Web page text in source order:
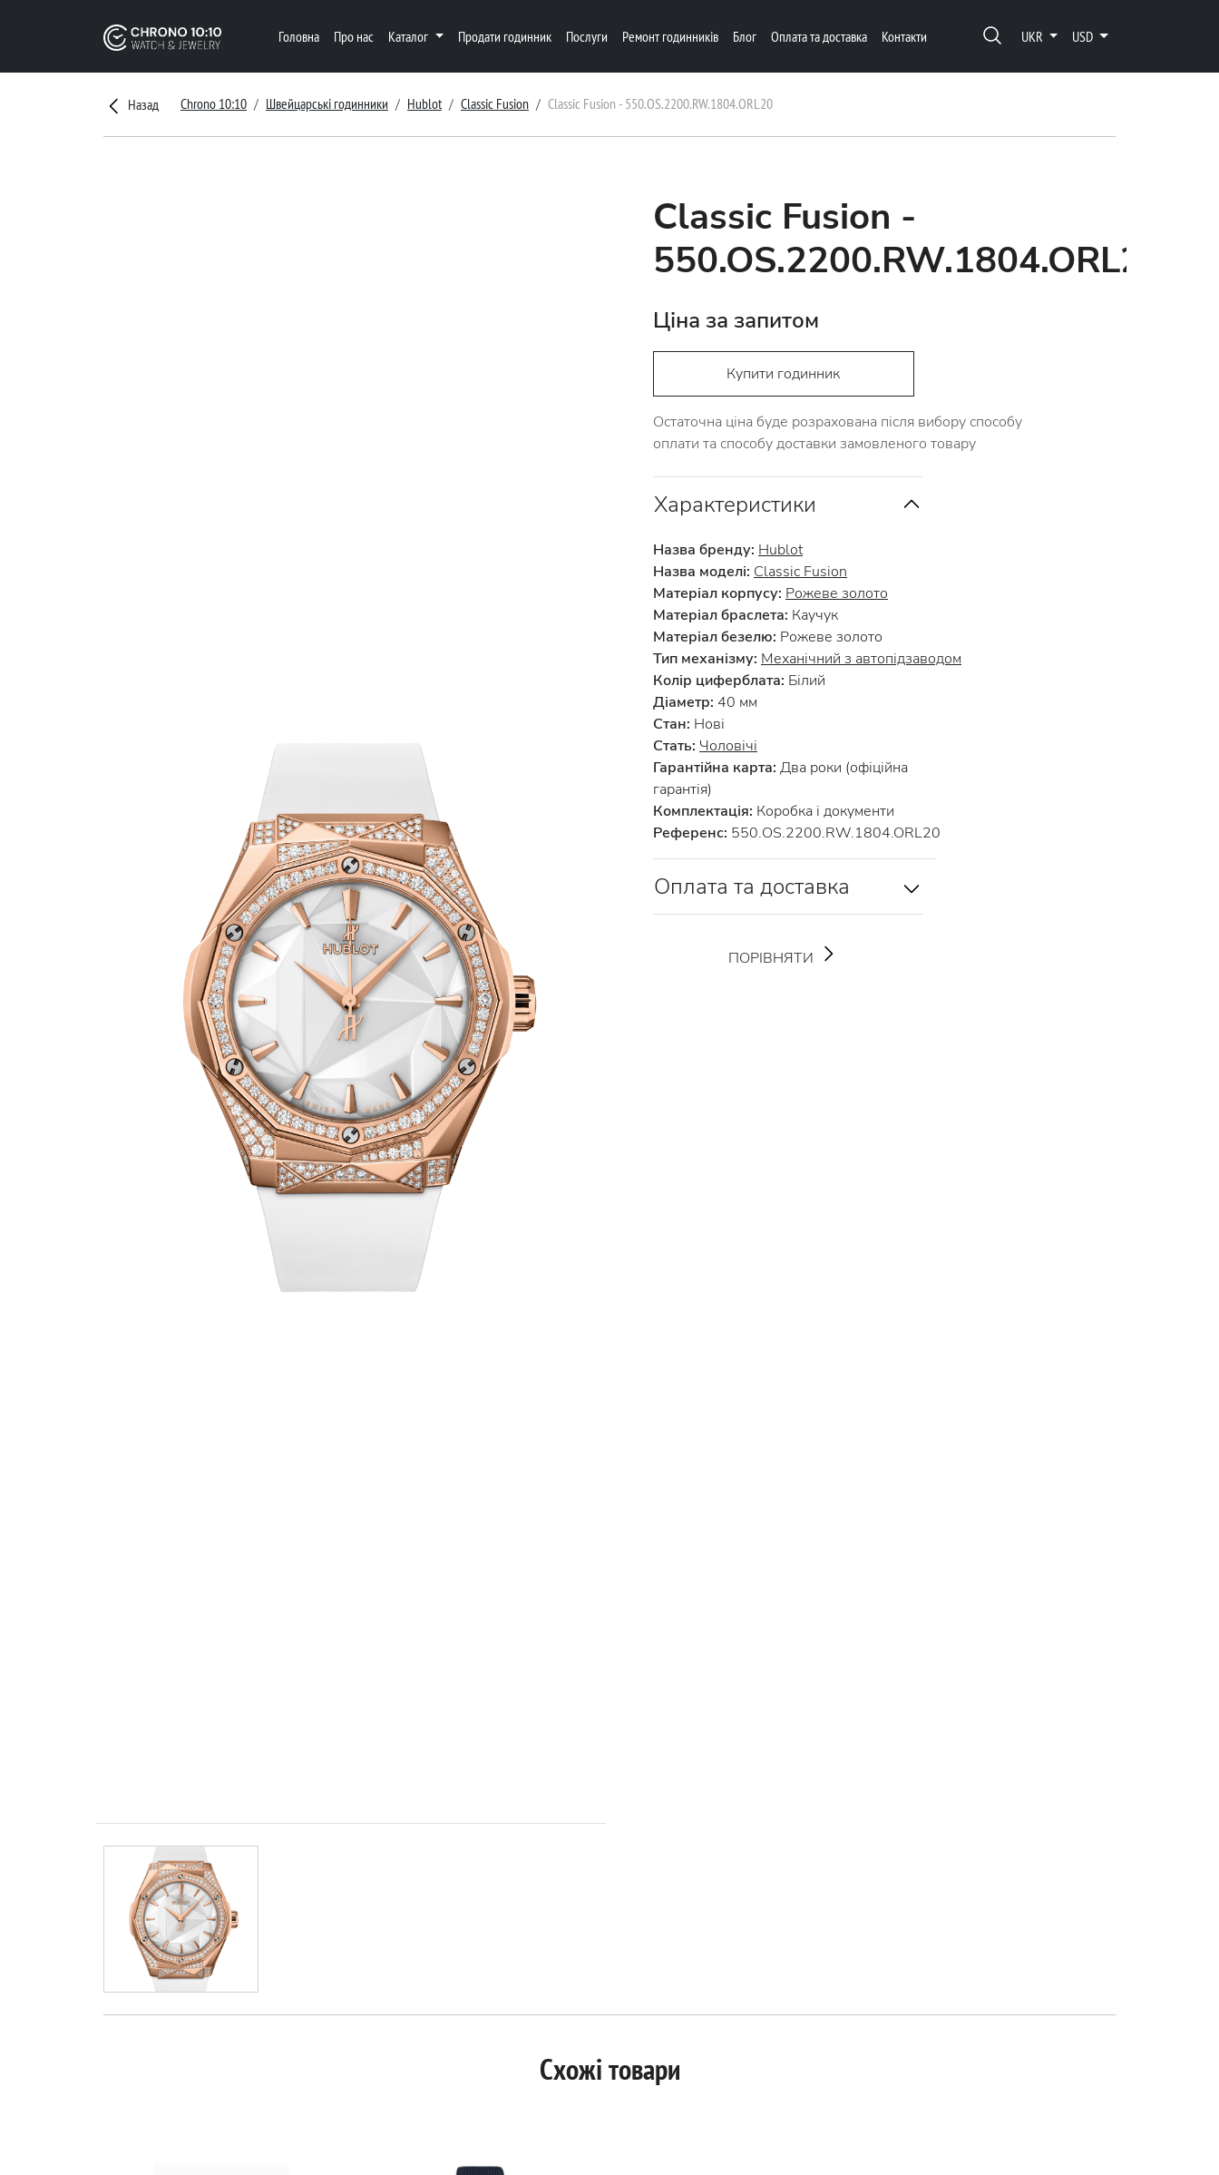
Головна Про нас Каталог Продати годинник Послуги Ремонт годинників Блог Оплата та доставка Контакти UKR USD
Назад Chrono 10:10 Швейцарські годинники Hublot Classic Fusion Classic Fusion - 550.OS.2200.RW.1804.ORL20
Classic Fusion -
550.OS.2200.RW.1804.ORL20
Ціна за запитом
Купити годинник
Остаточна ціна буде розрахована після вибору способу
оплати та способу доставки замовленого товару
Характеристики
Назва бренду: Hublot
Назва моделі: Classic Fusion
Матеріал корпусу: Рожеве золото
Матеріал браслета: Каучук
Матеріал безелю: Рожеве золото
Тип механізму: Механічний з автопідзаводом
Колір циферблата: Білий
Діаметр: 40 мм
Стан: Нові
Стать: Чоловічі
Гарантійна карта: Два роки (офіційна
гарантія)
Комплектація: Коробка і документи
Референс: 550.OS.2200.RW.1804.ORL20
Оплата та доставка
ПОРІВНЯТИ
Схожі товари